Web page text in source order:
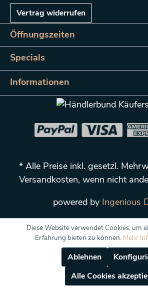
Vertrag widerrufen
Öffnungszeiten
Specials
Informationen
* Alle Preise inkl. gesetzl.
Versandkosten, wenn nicht
powered by Ingenious
Diese Website verwendet Cookies, um
Erfahrung bieten zu können. Mehr
Ablehnen
Alle Cookies